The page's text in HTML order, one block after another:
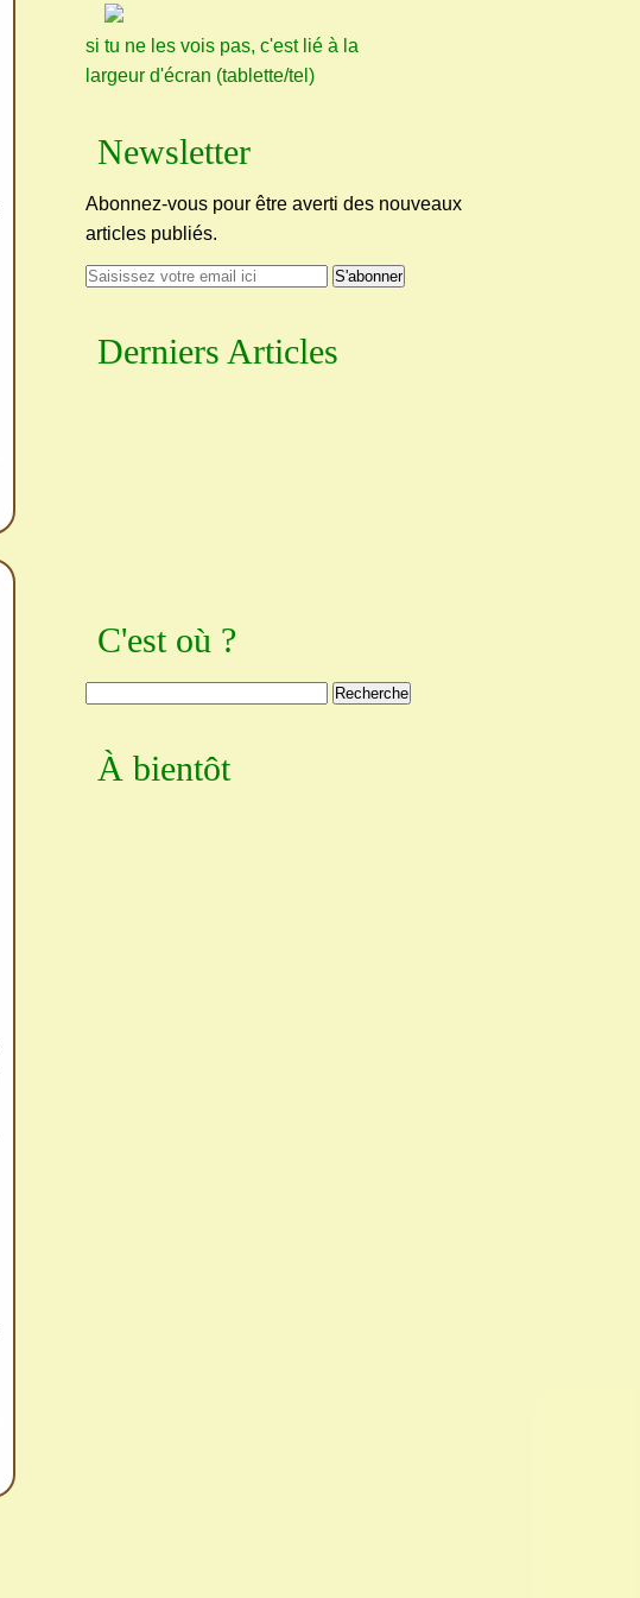
si tu ne les vois pas, c'est lié à la
largeur d'écran (tablette/tel)
Newsletter
Abonnez-vous pour être averti des nouveaux
articles publiés.
Derniers Articles
C'est où ?
À bientôt